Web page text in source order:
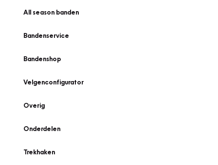
All season banden
Bandenservice
Bandenshop
Velgenconfigurator
Overig
Onderdelen
Trekhaken